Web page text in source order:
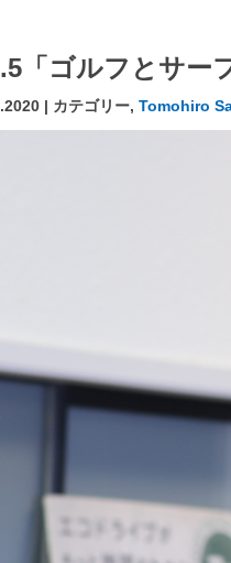
「ゴルフとサー
| カテゴリー, Tomohiro